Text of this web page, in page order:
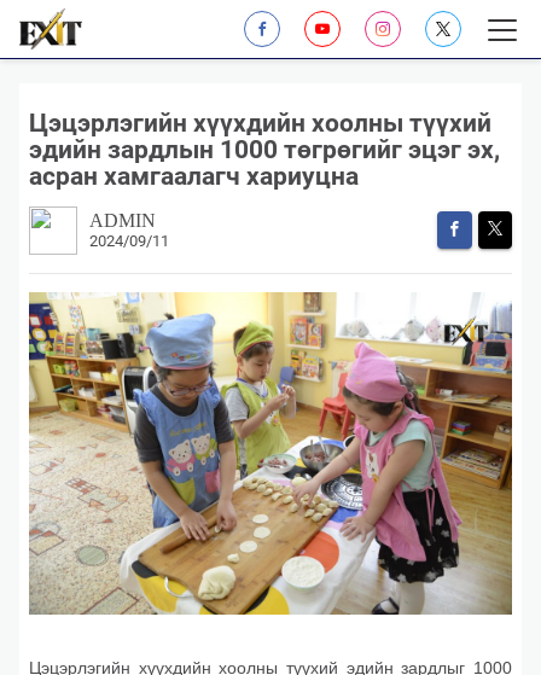
Цэцэрлэгийн хүүхдийн хоолны түүхий
эдийн зардлын 1000 төгрөгийг эцэг эх,
асран хамгаалагч хариуцна
ADMIN
2024/09/11
Цэцэрлэгийн хүүхдийн хоолны түүхий эдийн зардлыг 1000